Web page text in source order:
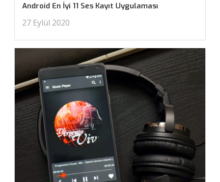
Android En İyi 11 Ses Kayıt Uygulaması
27 Eylül 2020